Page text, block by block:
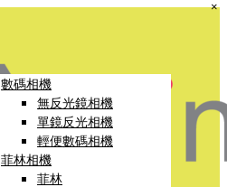
數碼相機
無反光鏡相機
單鏡反光相機
輕便數碼相機
菲林相機
菲林
×